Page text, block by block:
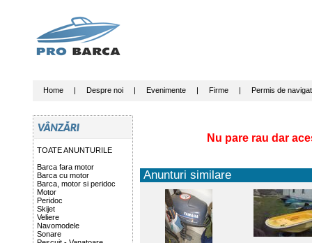
Home| Despre noi| Evenimente| Firme| Permis de
TOATE ANUNTURILE
Barca fara motor
Barca cu motor
Barca, motor si peridoc
Motor
Peridoc
Skijet
Veliere
Navomodele
Sonare
Nu pare rau dar
Anunturi similare